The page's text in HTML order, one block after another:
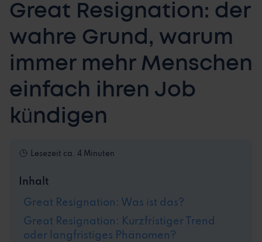
Great Resignation: der
wahre Grund, warum
immer mehr Menschen
einfach ihren Job
kündigen
Lesezeit ca. 4 Minuten
Inhalt
Great Resignation: Was ist das?
Great Resignation: Kurzfristiger Trend
oder langfristiges Phänomen?